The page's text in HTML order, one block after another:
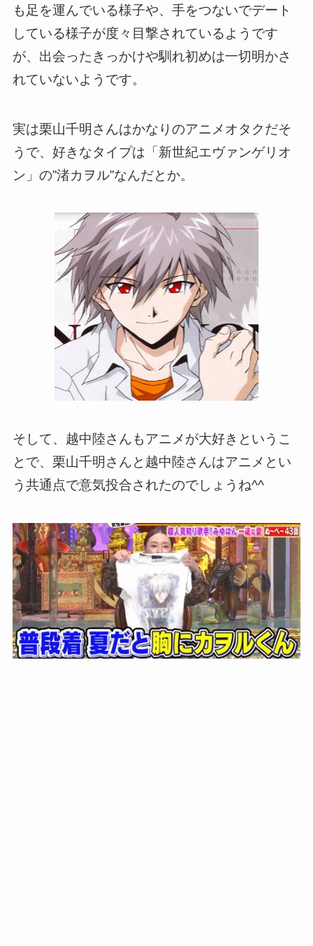
も足を運んでいる様子や、手をつないでデート
している様子が度々目撃されているようです
が、出会ったきっかけや馴れ初めは一切明かさ
れていないようです。
実は栗山千明さんはかなりのアニメオタクだそ
うで、好きなタイプは「新世紀エヴァンゲリオ
ン」の”渚カヲル”なんだとか。
そして、越中陸さんもアニメが大好きというこ
とで、栗山千明さんと越中陸さんはアニメとい
う共通点で意気投合されたのでしょうね^^